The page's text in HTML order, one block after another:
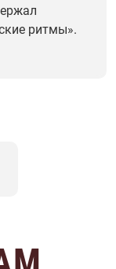
ритмы».